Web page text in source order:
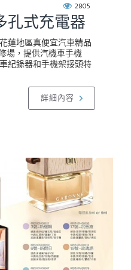
2805
孔式充電器
蓮地區真便宜汽車精品
場，提供汽機車手機
紀錄器和手機架接頭特
詳細內容